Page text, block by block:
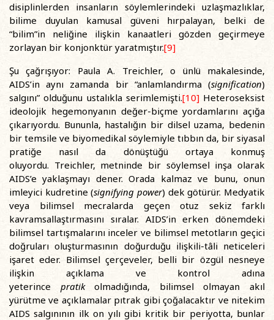
disiplinlerden insanların söylemlerindeki uzlaşmazlıklar,
bilime duyulan kamusal güveni hırpalayan, belki de
“bilim”in neliğine ilişkin kanaatleri gözden geçirmeye
zorlayan bir konjonktür yaratmıştır.[9]
Şu çağrışıyor: Paula A. Treichler, o ünlü makalesinde,
AIDS’in aynı zamanda bir “anlamlandırma (signification)
salgını” olduğunu ustalıkla serimlemişti.[10]Heteroseksist
ideolojik hegemonyanın değer-biçme yordamlarını açığa
çıkarıyordu. Bununla, hastalığın bir dilsel uzama, bedenin
bir temsile ve biyomedikal söylemiyle tıbbın da, bir siyasal
pratiğe nasıl da dönüştüğü ortaya konmuş
oluyordu. Treichler, metninde bir söylemsel inşa olarak
AIDS’e yaklaşmayı dener. Orada kalmaz ve bunu, onun
imleyici kudretine (signifying power) dek götürür. Medyatik
veya bilimsel mecralarda geçen otuz sekiz farklı
kavramsallaştırmasını sıralar. AIDS’in erken dönemdeki
bilimsel tartışmalarını inceler ve bilimsel metotların geçici
doğruları oluşturmasının doğurduğu ilişkili-tâli neticeleri
işaret eder. Bilimsel çerçeveler, belli bir özgül nesneye
ilişkin açıklama ve kontrol adına
yeterince pratikolmadığında, bilimsel olmayan akıl
yürütme ve açıklamalar pıtrak gibi çoğalacaktır ve nitekim
AIDS salgınının ilk on yılı gibi kritik bir periyotta, bunlar